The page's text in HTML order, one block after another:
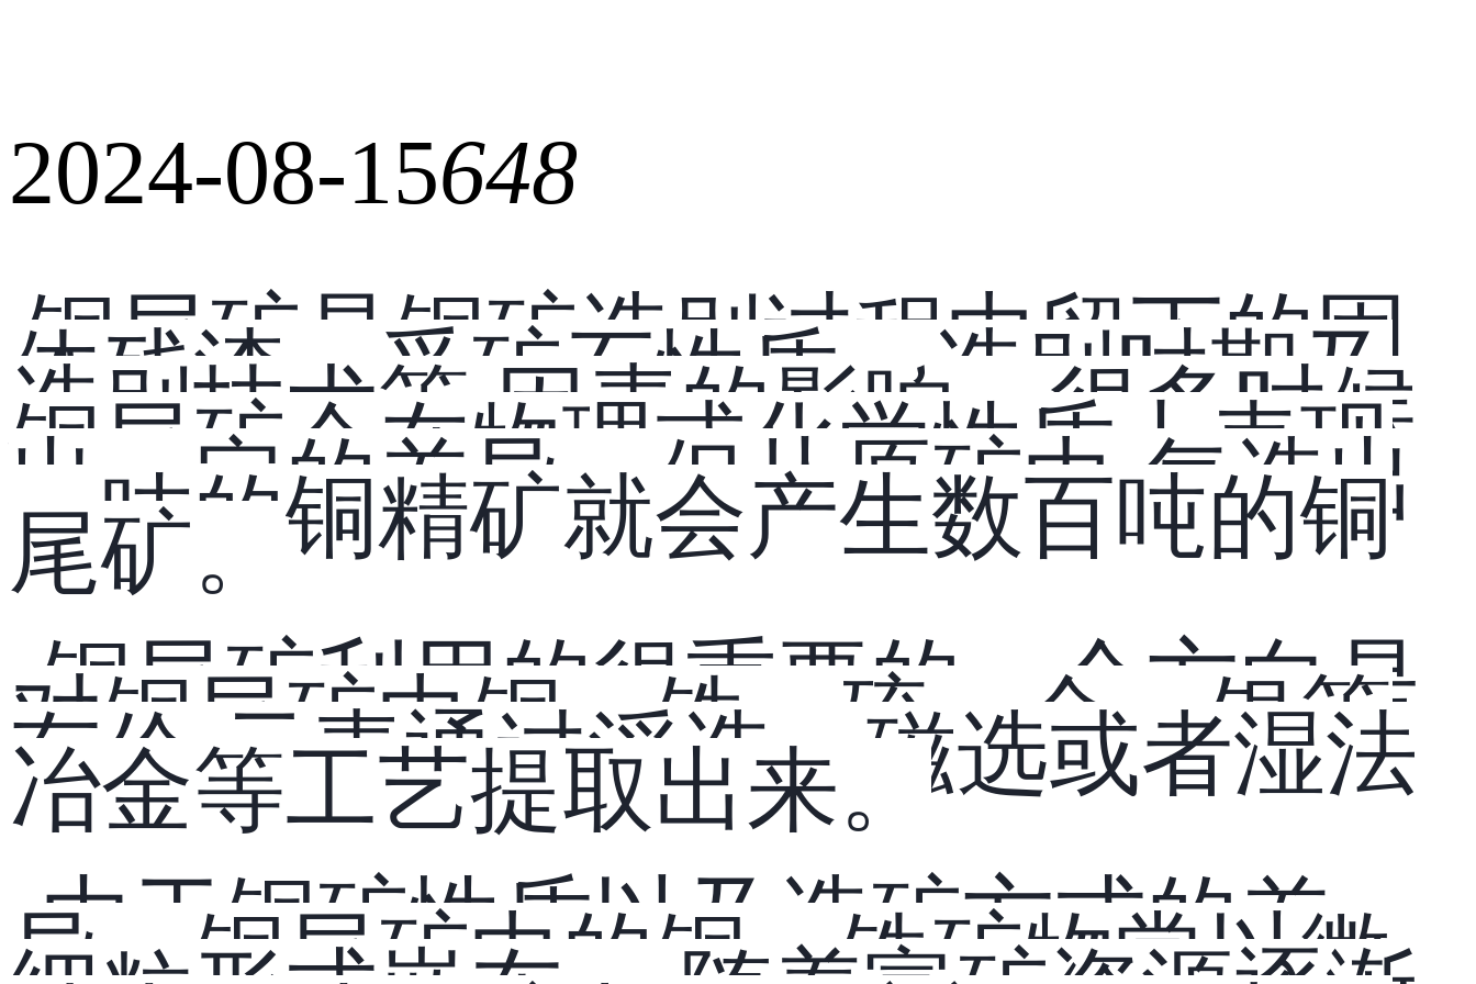
2024-08-15648
铜尾矿是铜矿选别过程中留下的固
体残渣。受矿石性质、选别时期及
选别技术等 因素的影响，很多时候
铜尾矿会在物理或化学性质上表现
出一定的差异，但从原矿中 每选出
一吨的铜精矿就会产生数百吨的铜
尾矿。
铜尾矿利用的很重要的一个方向是
对铜尾矿中铜、铁、硫、金、银等
有价 元素通过浮选、磁选或者湿法
冶金等工艺提取出来。
由于铜矿性质以及选矿方式的差
异，铜尾矿中的铜、铁矿物常以微